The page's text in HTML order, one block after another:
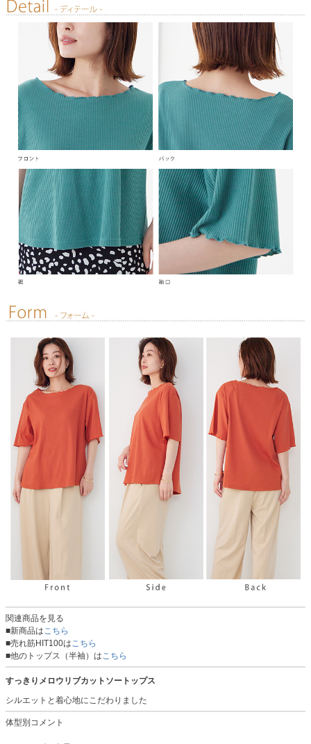
関連商品を見る
■新商品はこちら
■売れ筋HIT100はこちら
■他のトップス（半袖）はこちら
すっきりメロウリブカットソートップス
シルエットと着心地にこだわりました
体型別コメント